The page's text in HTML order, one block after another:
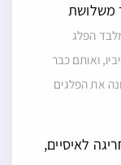
משלושת
הפלג
ואותם כבר
את הפלגים
לאיסיים,